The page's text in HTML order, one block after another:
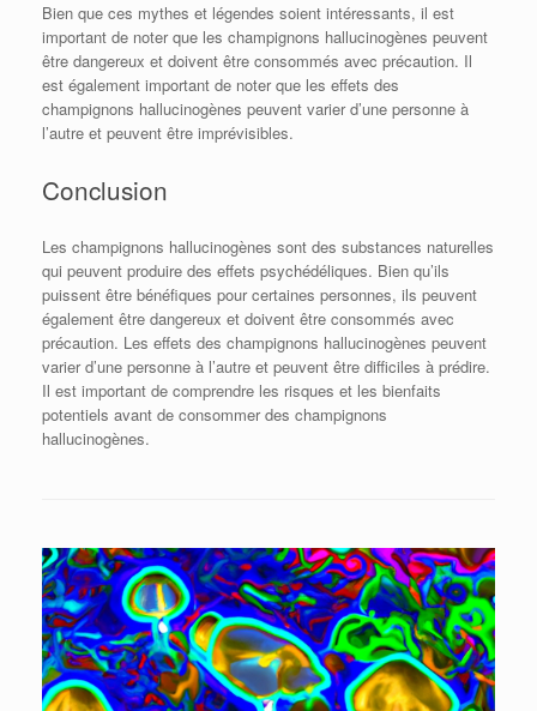
Bien que ces mythes et légendes soient intéressants, il est
important de noter que les champignons hallucinogènes peuvent
être dangereux et doivent être consommés avec précaution. Il
est également important de noter que les effets des
champignons hallucinogènes peuvent varier d’une personne à
l’autre et peuvent être imprévisibles.
Conclusion
Les champignons hallucinogènes sont des substances naturelles
qui peuvent produire des effets psychédéliques. Bien qu’ils
puissent être bénéfiques pour certaines personnes, ils peuvent
également être dangereux et doivent être consommés avec
précaution. Les effets des champignons hallucinogènes peuvent
varier d’une personne à l’autre et peuvent être difficiles à prédire.
Il est important de comprendre les risques et les bienfaits
potentiels avant de consommer des champignons
hallucinogènes.